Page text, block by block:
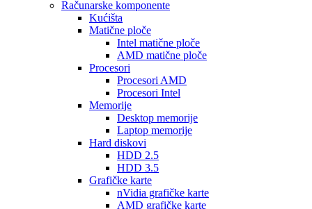
Računarske komponente
Kućišta
Matične ploče
Intel matične ploče
AMD matične ploče
Procesori
Procesori AMD
Procesori Intel
Memorije
Desktop memorije
Laptop memorije
Hard diskovi
HDD 2.5
HDD 3.5
Grafičke karte
nVidia grafičke karte
AMD grafičke karte